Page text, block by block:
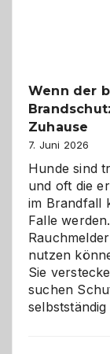
Wenn der
Zuhause
7. Juni 2026
Hunde sind
und oft die
im Brandfall
Falle
nutzen
Sie
suchen